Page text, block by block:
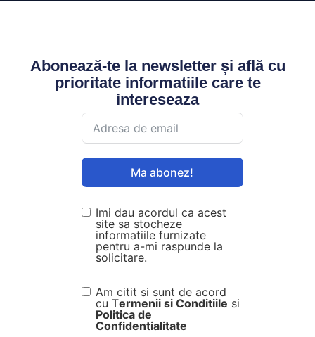
Abonează-te la newsletter și află cu
prioritate informatiile care te
intereseaza
Ma abonez!
Imi dau acordul ca acest
site sa stocheze
informatiile furnizate
pentru a-mi raspunde la
solicitare.
Am citit si sunt de acord
cu Termenii si Conditiile si
Politica de
Confidentialitate